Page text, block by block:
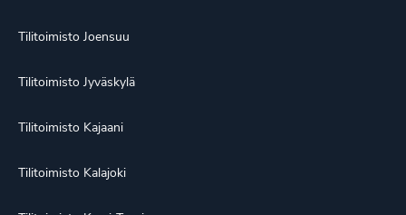
Tilitoimisto Joensuu
Tilitoimisto Jyväskylä
Tilitoimisto Kajaani
Tilitoimisto Kalajoki